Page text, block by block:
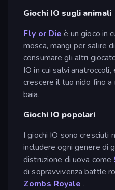
Giochi IO sugli animali
Fly or Die è un gioco in
mosca, mangi per salire
consumare gli altri
IO in cui salvi
crescere il tuo nido fino
baia.
Giochi IO popolari
I giochi IO sono cresciuti
includere ogni genere di
distruzione di uova come
di sopravvivenza battle
Zombs Royale .